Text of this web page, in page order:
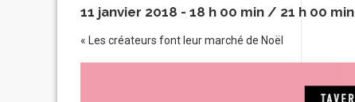
11 janvier 2018 - 18 h 00 min/ 21 h 00 min
« Les créateurs font leur marché de Noël